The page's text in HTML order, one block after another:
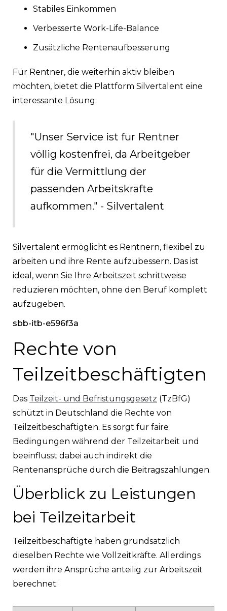
Stabiles Einkommen
Verbesserte Work-Life-Balance
Zusätzliche Rentenaufbesserung
Für Rentner, die weiterhin aktiv bleiben
möchten, bietet die Plattform Silvertalent eine
interessante Lösung:
"Unser Service ist für Rentner
völlig kostenfrei, da Arbeitgeber
für die Vermittlung der
passenden Arbeitskräfte
aufkommen." - Silvertalent
Silvertalent ermöglicht es Rentnern, flexibel zu
arbeiten und ihre Rente aufzubessern. Das ist
ideal, wenn Sie Ihre Arbeitszeit schrittweise
reduzieren möchten, ohne den Beruf komplett
aufzugeben.
sbb-itb-e596f3a
Rechte von
Teilzeitbeschäftigten
Das Teilzeit- und Befristungsgesetz (TzBfG)
schützt in Deutschland die Rechte von
Teilzeitbeschäftigten. Es sorgt für faire
Bedingungen während der Teilzeitarbeit und
beeinflusst dabei auch indirekt die
Rentenansprüche durch die Beitragszahlungen.
Überblick zu Leistungen
bei Teilzeitarbeit
Teilzeitbeschäftigte haben grundsätzlich
dieselben Rechte wie Vollzeitkräfte. Allerdings
werden ihre Ansprüche anteilig zur Arbeitszeit
berechnet: